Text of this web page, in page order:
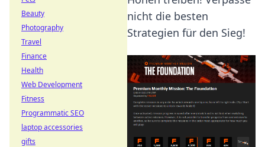
nicht die besten
Strategien für den Sieg!
Beauty
Photography
Travel
Finance
Health
Web Development
Fitness
Programmatic SEO
laptop accessories
gifts